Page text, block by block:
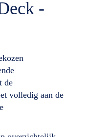
-
de
volledig aan de